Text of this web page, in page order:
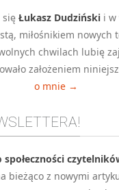
się Łukasz Dudzińskii w
miłośnikiem nowych
chwilach lubię
założeniem
o mnie →
społeczności
bieżąco z nowymi